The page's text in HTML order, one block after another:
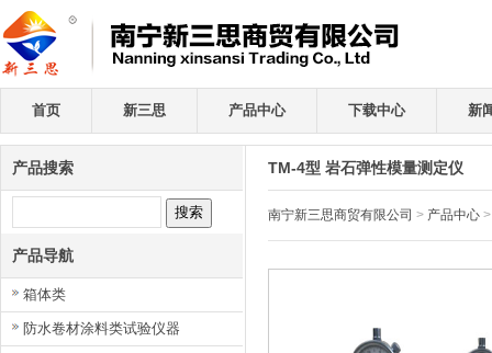
首页 新三思 产品中心 下载中心 新
产品搜索
产品导航
箱体类
防水卷材涂料类试验仪器
TM-4型 岩石弹性模量测定仪
南宁新三思商贸有限公司 > 产品中心